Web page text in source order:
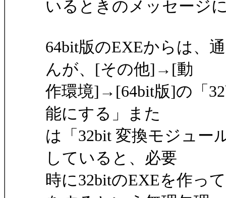
いるときのメッセージ
64bit版のEXEからは、
んが、[その他]→[動
作環境]→[64bit版]の「
能にする」また
は「32bit 変換モジュー
していると、必要
時に32bitのEXEを作っ